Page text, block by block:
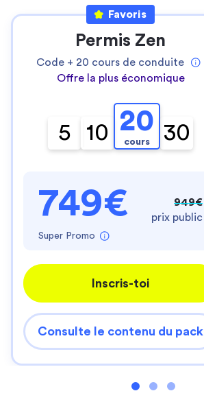
Favoris
Permis Zen
Code + 20 cours de conduite
Offre la plus économique
5 10 20
cours 30
749€
Super Promo
949€
prix public
Inscris-toi
Consulte le contenu du pack